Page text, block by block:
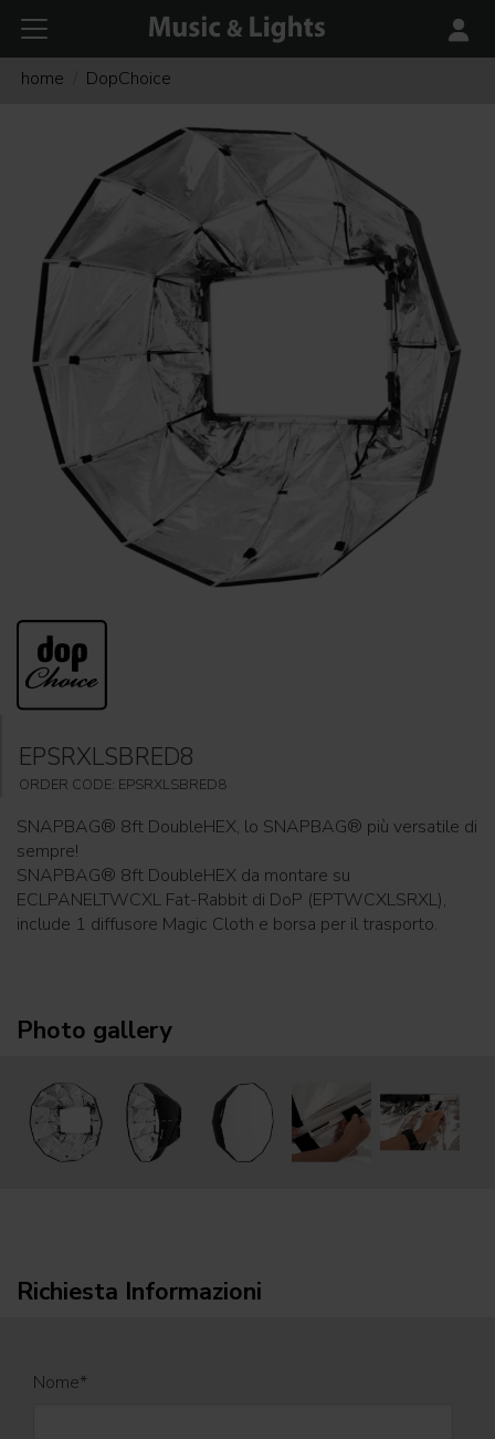
home DopChoice
EPSRXLSBRED8
ORDER CODE: EPSRXLSBRED8
SNAPBAG® 8ft DoubleHEX, lo SNAPBAG® più versatile di
sempre!
SNAPBAG® 8ft DoubleHEX da montare su
ECLPANELTWCXL Fat-Rabbit di DoP (EPTWCXLSRXL),
include 1 diffusore Magic Cloth e borsa per il trasporto.
Photo gallery
Richiesta Informazioni
Nome*